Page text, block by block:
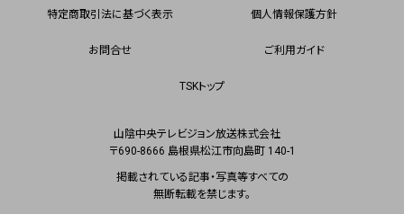
特定商取引法に基づく表示 個人情報保護方針
お問合せ ご利用ガイド
TSKトップ
山陰中央テレビジョン放送株式会社
〒690-8666 島根県松江市向島町 140-1
掲載されている記事・写真等すべての
無断転載を禁じます。